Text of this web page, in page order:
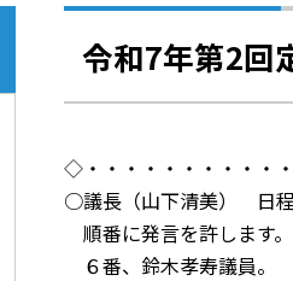
令和7年第2回
◇・・・・・・・・・・
○議長（山下清美） 日程
順番に発言を許します。
６番、鈴木孝寿議員。